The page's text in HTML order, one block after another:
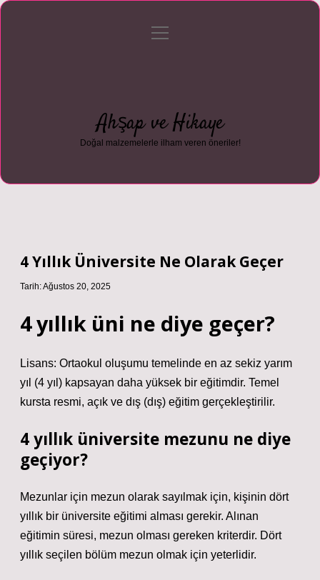
Gizlilik Politikası
menüyü
Ahşap ve Hikaye
Doğal malzemelerle ilham veren öneriler!
4 Yıllık Üniversite Ne Olarak Geçer
Tarih: Ağustos 20, 2025
4 yıllık üni ne diye geçer?
Lisans: Ortaokul oluşumu temelinde en az sekiz yarım
yıl (4 yıl) kapsayan daha yüksek bir eğitimdir. Temel
kursta resmi, açık ve dış (dış) eğitim gerçekleştirilir.
4 yıllık üniversite mezunu ne diye
geçiyor?
Mezunlar için mezun olarak sayılmak için, kişinin dört
yıllık bir üniversite eğitimi alması gerekir. Alınan
eğitimin süresi, mezun olması gereken kriterdir. Dört
yıllık seçilen bölüm mezun olmak için yeterlidir.